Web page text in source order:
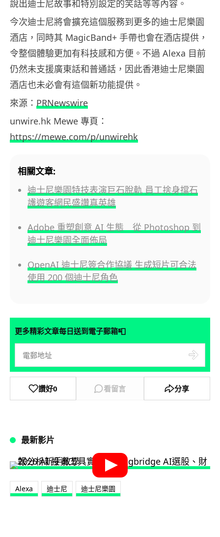
說出迪士尼故事和特別設定的笑話等等內容。
今次迪士尼將會擴充這個服務到更多的迪士尼樂園
酒店，同時其 MagicBand+ 手帶也會在酒店提供，
令整個體驗更加有科技感和方便。不過 Alexa 目前
仍然未支援廣東話和普通話，因此香港迪士尼樂園
酒店也未必會有這個新功能提供。
來源： PRNewswire
unwire.hk Mewe 專頁：
https://mewe.com/p/unwirehk
相關文章:
迪士尼樂園特技表演巨石脫軌 員工捨身擋石
護遊客網民盛讚真英雄
Adobe 重塑創意 AI 生態 從 Photoshop 到
迪士尼樂園全面佈局
OpenAI 迪士尼簽合作協議 生成短片可合法
使用 200 個迪士尼角色
更多精彩文章每日送到電子郵箱📮
讚好0 看留言 分享
最新影片
Alexa 迪士尼 迪士尼樂園